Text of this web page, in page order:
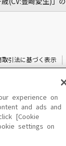
歳(CV:豊崎愛生)」
取引法に基づく表示
サイトに掲載されている
experience on
and ads and
[Cookie
settings on